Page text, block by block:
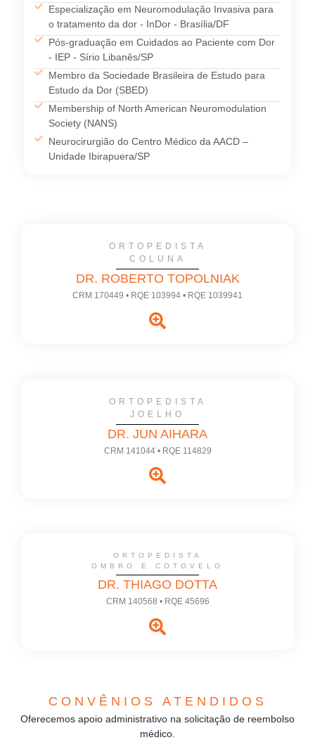
Especialização em Neuromodulação Invasiva para
o tratamento da dor - InDor - Brasília/DF
Pós-graduação em Cuidados ao Paciente com Dor
- IEP - Sírio Libanês/SP
Membro da Sociedade Brasileira de Estudo para
Estudo da Dor (SBED)
Membership of North American Neuromodulation
Society (NANS)
Neurocirurgião do Centro Médico da AACD –
Unidade Ibirapuera/SP
ORTOPEDISTA
OMBRO E COTOVELO
DR. THIAGO DOTTA
CRM 140568 • RQE 45696
ORTOPEDISTA
JOELHO
DR. JUN AIHARA
CRM 141044 • RQE 114829
ORTOPEDISTA
COLUNA
DR. ROBERTO TOPOLNIAK
CRM 170449 • RQE 103994 • RQE 1039941
CONVÊNIOS ATENDIDOS
Oferecemos apoio administrativo na solicitação de reembolso
médico.